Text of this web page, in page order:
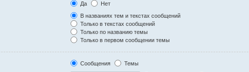
Да
Нет
В названиях тем и текстах сообщений
Только в текстах сообщений
Только по названию темы
Только в первом сообщении темы
Сообщения
Темы